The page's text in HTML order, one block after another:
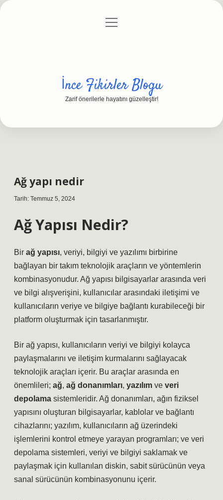
Gizlilik Politikası
menüyü
İnce Fikirler Blogu
Zarif önerilerle hayatını güzelleştir!
Ağ yapı nedir
Tarih: Temmuz 5, 2024
Ağ Yapısı Nedir?
Bir ağ yapısı, veriyi, bilgiyi ve yazılımı birbirine
bağlayan bir takım teknolojik araçların ve yöntemlerin
kombinasyonudur. Ağ yapısı bilgisayarlar arasında veri
ve bilgi alışverişini, kullanıcılar arasındaki iletişimi ve
kullanıcıların veriye ve bilgiye bağlantı kurabileceği bir
platform oluşturmak için tasarlanmıştır.
Bir ağ yapısı, kullanıcıların veriyi ve bilgiyi kolayca
paylaşmalarını ve iletişim kurmalarını sağlayacak
teknolojik araçları içerir. Bu araçlar arasında en
önemlileri; ağ, ağ donanımları, yazılım ve veri
depolama sistemleridir. Ağ donanımları, ağın fiziksel
yapısını oluşturan bilgisayarlar, kablolar ve bağlantı
cihazlarını; yazılım, kullanıcıların ağ üzerindeki
işlemlerini kontrol etmeye yarayan programları; ve veri
depolama sistemleri, veriyi ve bilgiyi saklamak ve
paylaşmak için kullanılan diskin, sabit sürücünün veya
sanal sürücünün kombinasyonunu içerir.